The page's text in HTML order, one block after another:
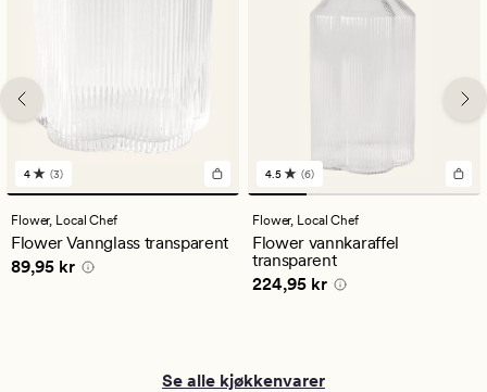
3
anmeldelser
med
en
gjennomsnittlig
vurdering
4 (3)
Flower, Local Chef
Flower Vannglass transparent
Pris 89,95 kr
89,95 kr
6
anmeldelser
med
en
gjennomsnittlig
vurdering
på
4.5 (6)
Flower, Local Chef
Flower vannkaraffel
transparent
Pris 224,95 kr
224,95 kr
Se alle kjøkkenvarer